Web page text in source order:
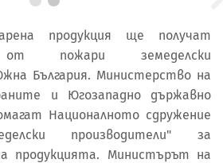
продукция ще получат
от пожари земеделски
България. Министерство на
и Югозападно държавно
Националното сдружение
производители" за
продукцията. Министърът на